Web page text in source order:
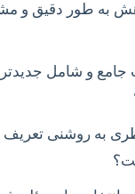
به طور دقیق و
جامع و شامل
به روشنی تعریف